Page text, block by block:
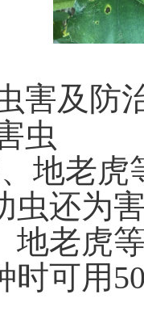
害及防
虫
地老虎
虫还为
地老虎
时可用